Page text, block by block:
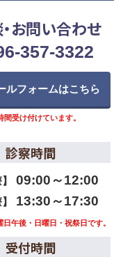
お問い合わせ
357-3322
ルフォームはこちら
受け付けています。
診察時間
09:00～12:00
13:30～17:30
午後・日曜日・祝祭日です。
受付時間